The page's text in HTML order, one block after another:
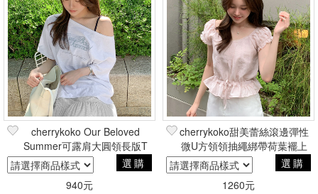
cherrykoko Our Beloved
Summer可露肩大圓領長版T
選購
940元
cherrykoko甜美蕾絲滾邊彈性
微U方領領抽繩綁帶荷葉襬上
衣
選購
1260元